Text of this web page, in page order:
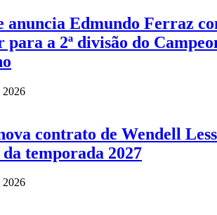
anuncia Edmundo Ferraz
a 2ª divisão do
2026
contrato de Wendell
temporada 2027
2026